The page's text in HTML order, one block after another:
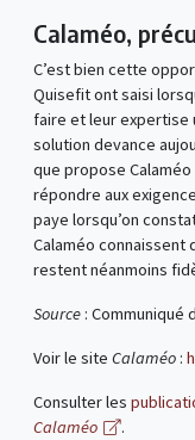
Calaméo,
C’est bien cette
Quisefit ont saisi
faire et leur expertise
solution devance
que propose
répondre aux
paye lorsqu’on
Calaméo connaissent
restent néanmoins
Source : Communiqué
Voir le site Calaméo :
Consulter les
Calaméo
.